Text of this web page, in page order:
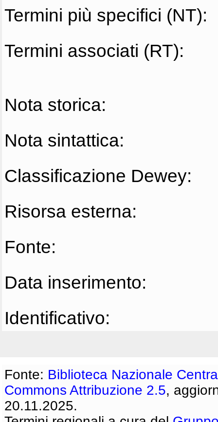
Termini più specifici (NT):
Termini associati (RT):
Nota storica:
Nota sintattica:
Classificazione Dewey:
Risorsa esterna:
Fonte:
Data inserimento:
Identificativo:
Fonte: Biblioteca Nazionale
Commons Attribuzione 2.5,
20.11.2025.